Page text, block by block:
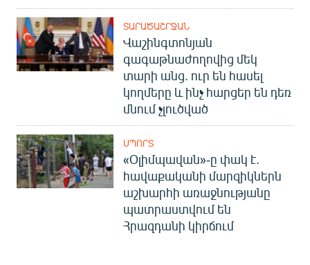
ՏԱՐԱԾԱՇՐՋԱՆ
Վաշինգտոնյան
գագաթնաժողովից մեկ
տարի անց. ուր են հասել
կողմերը և ինչ հարցեր են դեռ
մնում չլուծված
ՍՊՈՐՏ
«Օլիմպավան»-ը փակ է.
հավաքականի մարզիկներն
աշխարհի առաջնությանը
պատրաստվում են
Հրազդանի կիրճում